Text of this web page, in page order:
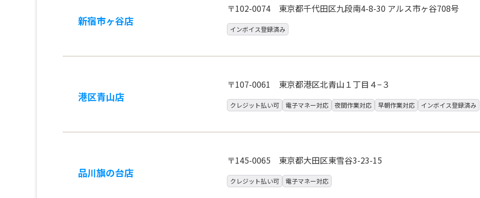
新宿市ヶ谷店
〒102-0074 東京都千代田区九段南4-8-30 アルス市ヶ谷708号
インボイス登録済み
港区青山店
〒107-0061 東京都港区北青山１丁目４−３
クレジット払い可 電子マネー対応 夜間作業対応 早朝作業対応 インボイス登録済み
品川旗の台店
〒145-0065 東京都大田区東雪谷3-23-15
クレジット払い可 電子マネー対応